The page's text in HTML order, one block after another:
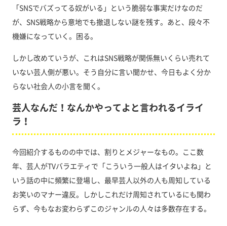
「SNSでバズってる奴がいる」という脆弱な事実だけなのだ
が、SNS戦略から意地でも撤退しない謎を残す。あと、段々不
機嫌になっていく。困る。
しかし改めていうが、これはSNS戦略が関係無いくらい売れて
いない芸人側が悪い。そう自分に言い聞かせ、今日もよく分か
らない社会人の小言を聞く。
芸人なんだ！なんかやってよと言われるイライ
ラ！
今回紹介するものの中では、割りとメジャーなもの。ここ数
年、芸人がTVバラエティで「こういう一般人はイタいよね」と
いう話の中に頻繁に登場し、最早芸人以外の人も周知している
お笑いのマナー違反。しかしこれだけ周知されているにも関わ
らず、今もなお変わらずこのジャンルの人々は多数存在する。